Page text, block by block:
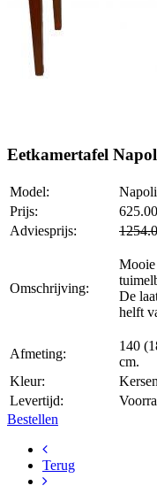
Eetkamertafel
Model:
Napoli
Prijs:
625.00
Adviesprijs:
Omschrijving:
Mooie
De
helft
Afmeting:
140
cm.
Kleur:
Kersen
Levertijd:
Bestellen
Terug